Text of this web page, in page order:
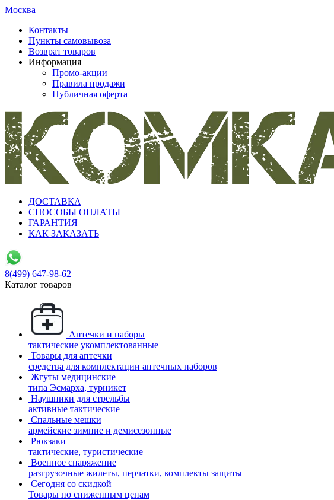
Москва
Контакты
Пункты самовывоза
Возврат товаров
Информация
Промо-акции
Правила продажи
Публичная оферта
ДОСТАВКА
СПОСОБЫ ОПЛАТЫ
ГАРАНТИЯ
КАК ЗАКАЗАТЬ
8(499) 647-98-62
Каталог товаров
Аптечки и наборы
тактические укомплектованные
Товары для аптечки
средства для комплектации аптечных наборов
Жгуты медицинские
типа Эсмарха, турникет
Наушники для стрельбы
активные тактические
Спальные мешки
армейские зимние и демисезонные
Рюкзаки
тактические, туристические
Военное снаряжение
разгрузочные жилеты, перчатки, комплекты защиты
Сегодня со скидкой
Товары по сниженным ценам